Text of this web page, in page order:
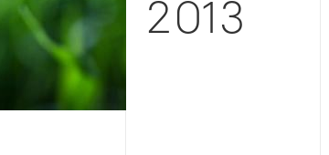
2013